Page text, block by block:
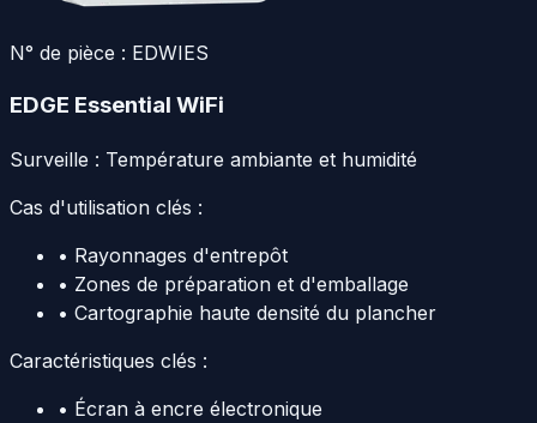
N° de pièce : EDWIES
EDGE Essential WiFi
Surveille : Température ambiante et humidité
Cas d'utilisation clés :
• Rayonnages d'entrepôt
• Zones de préparation et d'emballage
• Cartographie haute densité du plancher
Caractéristiques clés :
• Écran à encre électronique